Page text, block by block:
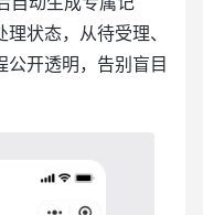
状态，从待受理、
公开透明，告别盲目